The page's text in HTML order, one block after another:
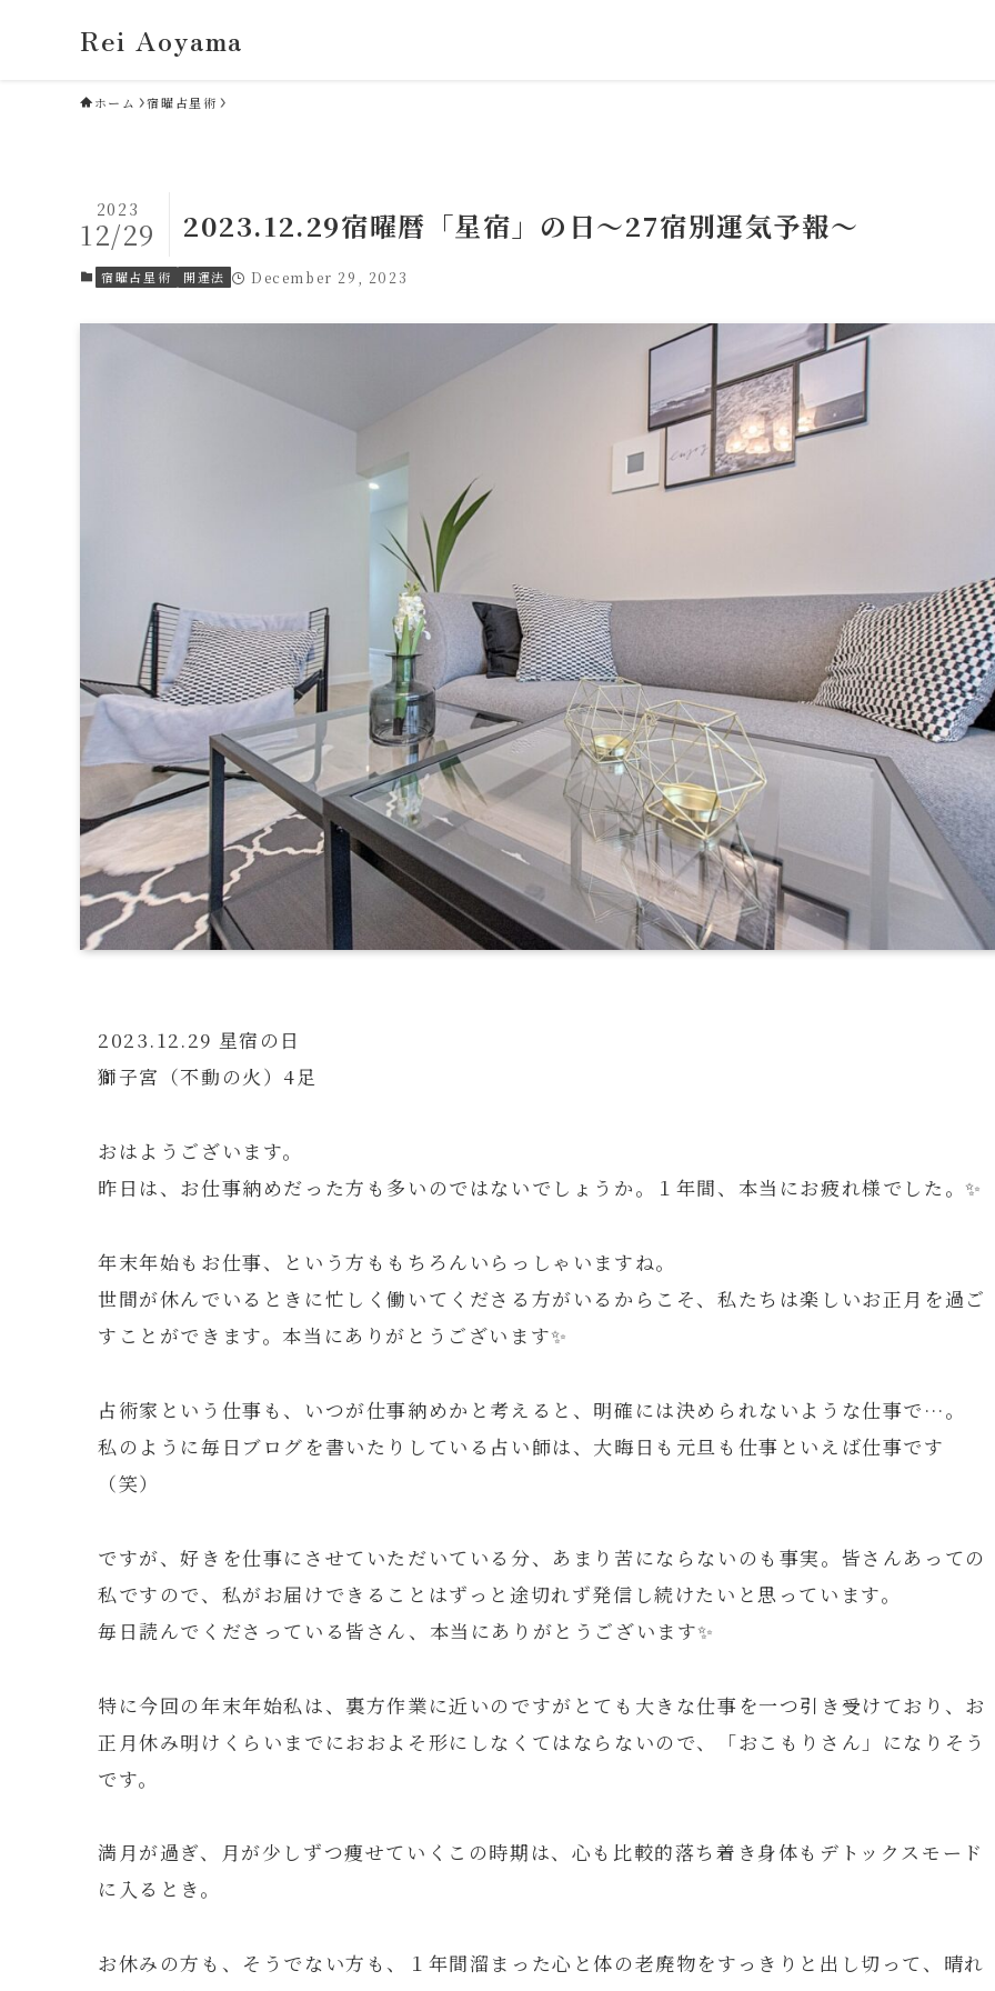
Rei Aoyama
ホーム 宿曜占星術
2023.12.29宿曜暦「星宿」の日～27宿別運気予報～
2023
12/29
宿曜占星術 開運法 December 29, 2023
2023.12.29 星宿の日
獅子宮（不動の火）4足
おはようございます。
昨日は、お仕事納めだった方も多いのではないでしょうか。１年間、本当にお疲れ様でした。✨
年末年始もお仕事、という方ももちろんいらっしゃいますね。
世間が休んでいるときに忙しく働いてくださる方がいるからこそ、私たちは楽しいお正月を過ご
すことができます。本当にありがとうございます✨
占術家という仕事も、いつが仕事納めかと考えると、明確には決められないような仕事で…。
私のように毎日ブログを書いたりしている占い師は、大晦日も元旦も仕事といえば仕事です
（笑）
ですが、好きを仕事にさせていただいている分、あまり苦にならないのも事実。皆さんあっての
私ですので、私がお届けできることはずっと途切れず発信し続けたいと思っています。
毎日読んでくださっている皆さん、本当にありがとうございます✨
特に今回の年末年始私は、裏方作業に近いのですがとても大きな仕事を一つ引き受けており、お
正月休み明けくらいまでにおおよそ形にしなくてはならないので、「おこもりさん」になりそう
です。
満月が過ぎ、月が少しずつ痩せていくこの時期は、心も比較的落ち着き身体もデトックスモード
に入るとき。
お休みの方も、そうでない方も、１年間溜まった心と体の老廃物をすっきりと出し切って、晴れ